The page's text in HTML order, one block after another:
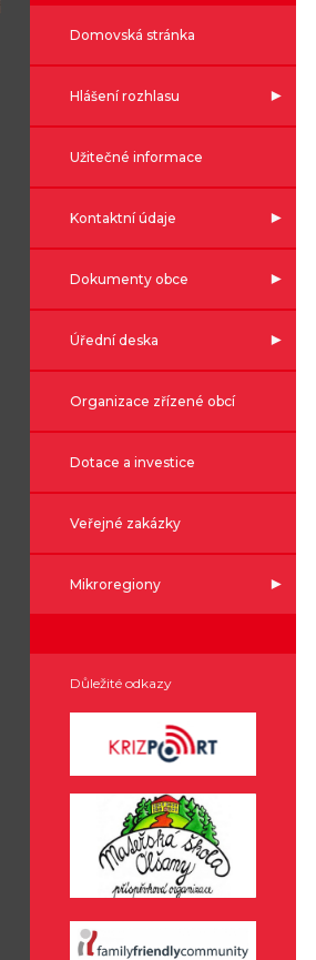
Domovská stránka
Hlášení rozhlasu
Užitečné informace
Kontaktní údaje
Dokumenty obce
Úřední deska
Organizace zřízené obcí
Dotace a investice
Veřejné zakázky
Mikroregiony
Důležité odkazy